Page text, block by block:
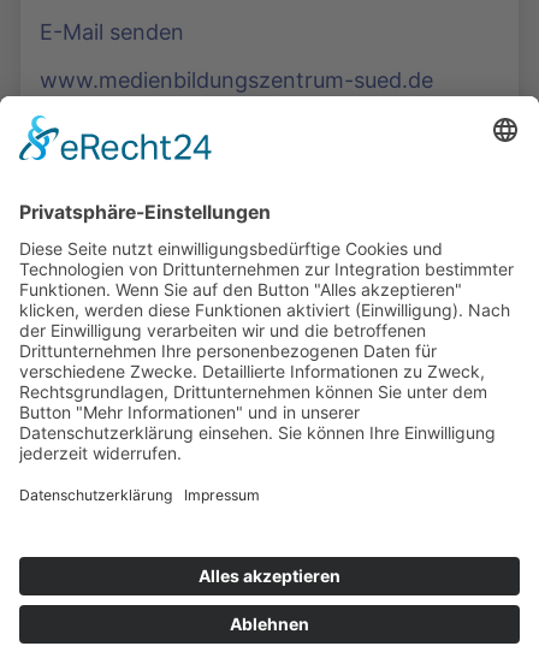
E-Mail senden
www.medienbildungszentrum-sued.de
Podcasts, Themen und Informationen.
Entdecken Sie unser Forum für Medien, Bildung
und Demokratie - jederzeit und überall
verfügbar.
Mehr erfahren
COOKIE-EINSTELLUNGEN